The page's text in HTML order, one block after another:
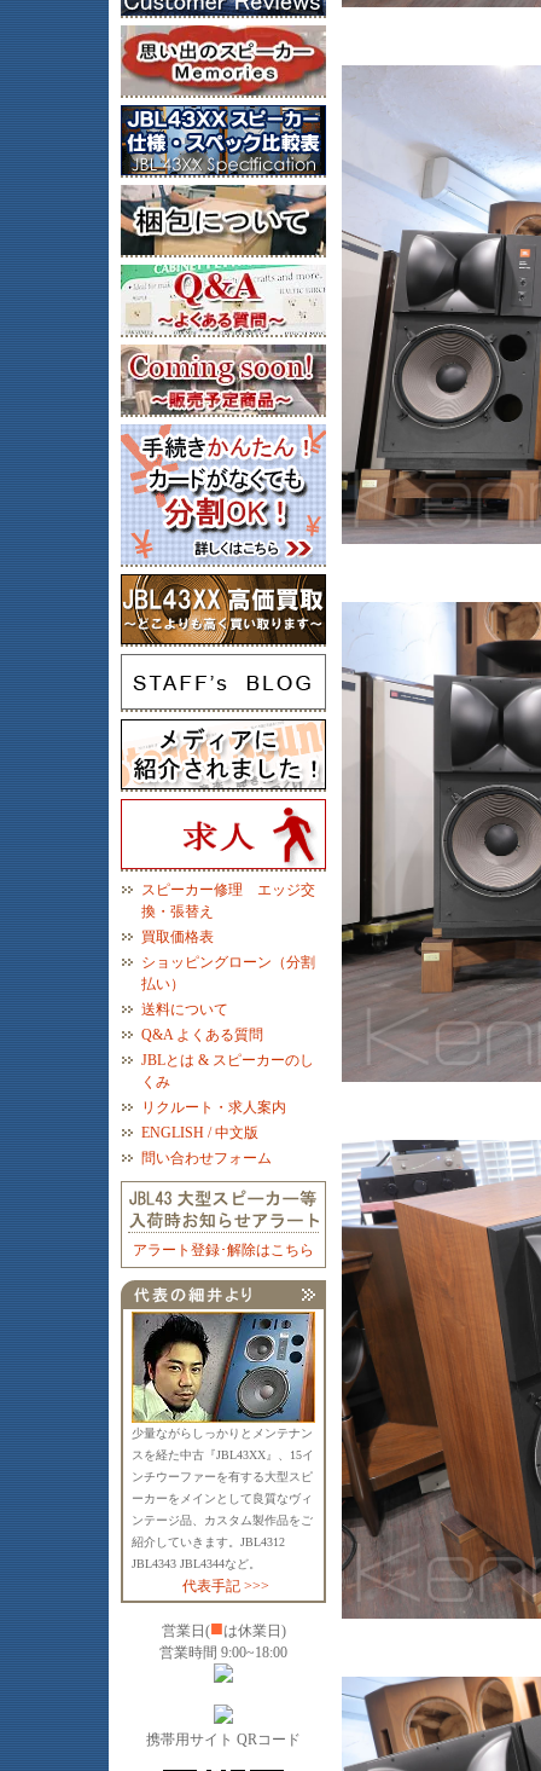
スピーカー修理 エッジ交
換・張替え
買取価格表
ショッピングローン（分割
払い）
送料について
Q&A よくある質問
JBLとは & スピーカーのし
くみ
リクルート・求人案内
ENGLISH / 中文版
問い合わせフォーム
アラート登録･解除はこちら
少量ながらしっかりとメンテナン
スを経た中古『JBL43XX』、15イ
ンチウーファーを有する大型スピ
ーカーをメインとして良質なヴィ
ンテージ品、カスタム製作品をご
紹介していきます。JBL4312
JBL4343 JBL4344など。
代表手記 >>>
営業日(■は休業日)
営業時間 9:00~18:00
携帯用サイト QRコード